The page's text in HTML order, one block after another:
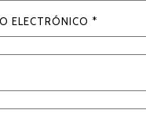
ELECTRÓNICO *